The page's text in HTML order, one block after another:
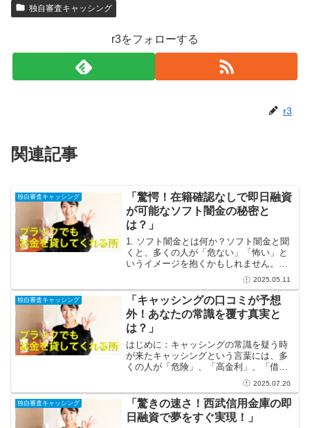
独自審査キャッシング
r3をフォローする
r3
関連記事
独自審査キャッシング
「驚愕！在籍確認なしで即日融資
が可能なソフト闇金の秘密と
は？」
1. ソフト闇金とは何か？ソフト闇金と聞
くと、多くの人が「危ない」「怖い」と
いうイメージを抱くかもしれません。し
かし、実際にはその全貌は意外と知られ
ていません。ソフト闇金とは、法律のグ
レーゾーンに位置する融資業者であり、
通常の金融機関と比べ...
2025.05.11
独自審査キャッシング
「キャッシングの口コミが予想
外！あなたの常識を覆す真実と
は？」
はじめに：キャッシングの常識を疑う時
が来たキャッシングという言葉には、多
くの人が「危険」、「高金利」、「借
金」といったネガティブなイメージを抱
いているかもしれません。しかし、果た
して本当にそれが全てなのでしょうか？
実際には、キャッシングには...
2025.07.20
独自審査キャッシング
「驚きの速さ！西武信用金庫の即
日融資で夢をすぐ実現！」